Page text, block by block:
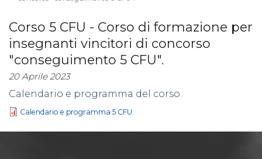
Corso 5 CFU - Corso di formazione per
insegnanti vincitori di concorso
"conseguimento 5 CFU".
20 Aprile 2023
Calendario e programma del corso.
Calendario e programma 5 CFU.